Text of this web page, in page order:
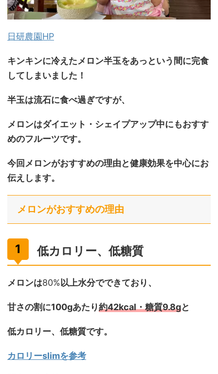
日研農園HP
キンキンに冷えたメロン半玉をあっという間に完食
してしまいました！
半玉は流石に食べ過ぎですが、
メロンはダイエット・シェイプアップ中にもおすす
めのフルーツです。
今回メロンがおすすめの理由と健康効果を中心にお
伝えします。
メロンがおすすめの理由
低カロリー、低糖質
メロンは80% 以上水分でできており、
甘さの割に100gあたり約42kcal・糖質9.8gと
低カロリー、低糖質です。
カロリーslimを参考